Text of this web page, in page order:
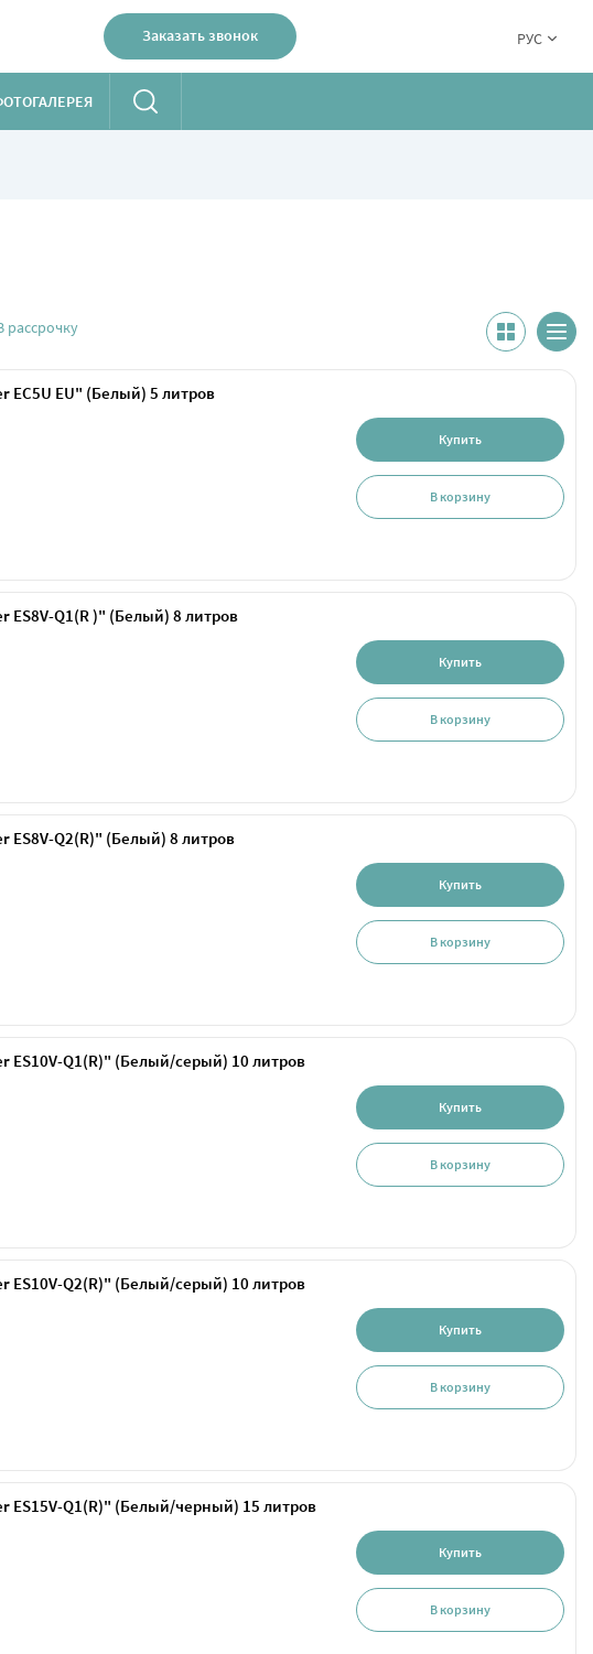
Заказать звонок РУС
рассрочку
EC5U EU" (Белый) 5 литров
Купить
В корзину
ES8V-Q1(R )" (Белый) 8 литров
Купить
В корзину
ES8V-Q2(R)" (Белый) 8 литров
Купить
В корзину
ES10V-Q1(R)" (Белый/серый) 10 литров
Купить
В корзину
ES10V-Q2(R)" (Белый/серый) 10 литров
Купить
В корзину
ES15V-Q1(R)" (Белый/черный) 15 литров
Купить
В корзину